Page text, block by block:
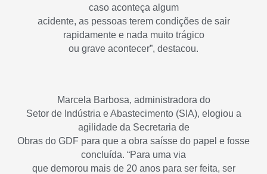
caso aconteça algum
acidente, as pessoas terem condições de sair
rapidamente e nada muito trágico
ou grave acontecer”, destacou.
Marcela Barbosa, administradora do
Setor de Indústria e Abastecimento (SIA), elogiou a
agilidade da Secretaria de
Obras do GDF para que a obra saísse do papel e fosse
concluída. “Para uma via
que demorou mais de 20 anos para ser feita, ser